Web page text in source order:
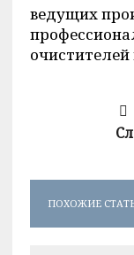
ведущих
очистителей
ПОХОЖИЕ